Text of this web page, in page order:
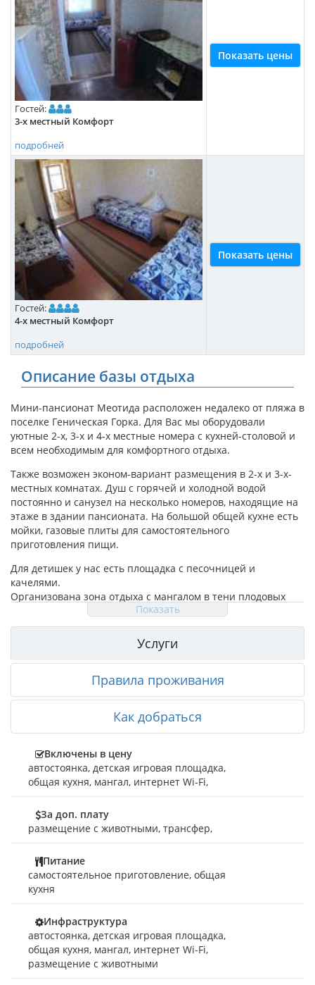
Гостей:
3-х местный Комфорт
подробней
Показать цены
Гостей:
4-х местный Комфорт
подробней
Показать цены
Описание базы отдыха
Мини-пансионат Меотида расположен недалеко от пляжа в
поселке Геническая Горка. Для Вас мы оборудовали
уютные 2-х, 3-х и 4-х местные номера с кухней-столовой и
всем необходимым для комфортного отдыха.
Также возможен эконом-вариант размещения в 2-х и 3-х-
местных комнатах. Душ с горячей и холодной водой
постоянно и санузел на несколько номеров, находящие на
этаже в здании пансионата. На большой общей кухне есть
мойки, газовые плиты для самостоятельного
приготовления пищи.
Для детишек у нас есть площадка с песочницей и
качелями.
Организована зона отдыха с мангалом в тени плодовых
деревьев. Зона покрытия WI-FI по всей территории
пансионата.
Показать
Услуги
Правила проживания
Как добраться
Включены в цену
автостоянка, детская игровая площадка,
общая кухня, мангал, интернет Wi-Fi,
За доп. плату
размещение с животными, трансфер,
Питание
самостоятельное приготовление, общая
кухня
Инфраструктура
автостоянка, детская игровая площадка,
общая кухня, мангал, интернет Wi-Fi,
размещение с животными